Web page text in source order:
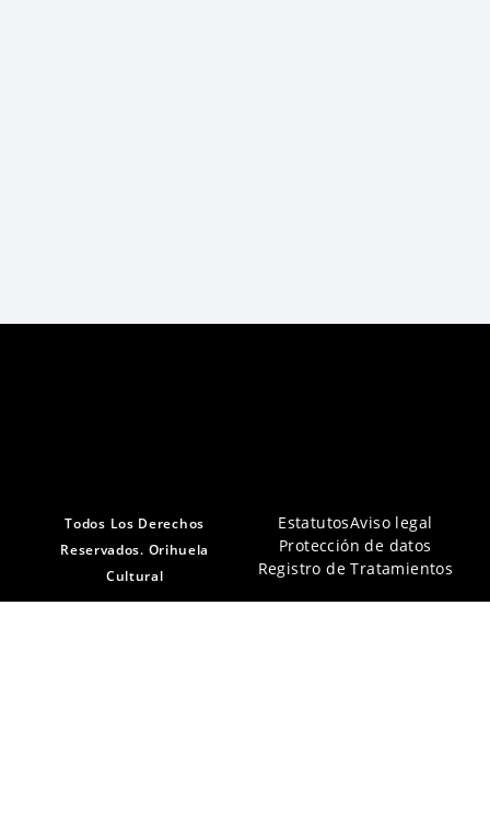
Todos Los Derechos
Reservados. Orihuela
Cultural
EstatutosAviso legal
Protección de datos
Registro de Tratamientos